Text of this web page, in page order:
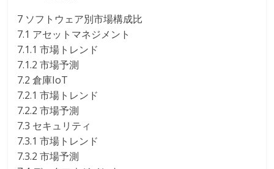
7 ソフトウェア別市場構成比
7.1 アセットマネジメント
7.1.1 市場トレンド
7.1.2 市場予測
7.2 倉庫IoT
7.2.1 市場トレンド
7.2.2 市場予測
7.3 セキュリティ
7.3.1 市場トレンド
7.3.2 市場予測